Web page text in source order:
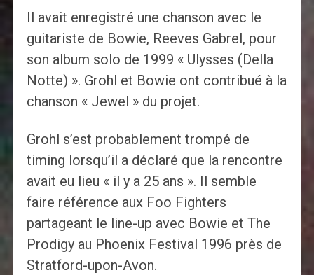
Il avait enregistré une chanson avec le
guitariste de Bowie, Reeves Gabrel, pour
son album solo de 1999 « Ulysses (Della
Notte) ». Grohl et Bowie ont contribué à la
chanson « Jewel » du projet.
Grohl s’est probablement trompé de
timing lorsqu’il a déclaré que la rencontre
avait eu lieu « il y a 25 ans ». Il semble
faire référence aux Foo Fighters
partageant le line-up avec Bowie et The
Prodigy au Phoenix Festival 1996 près de
Stratford-upon-Avon.